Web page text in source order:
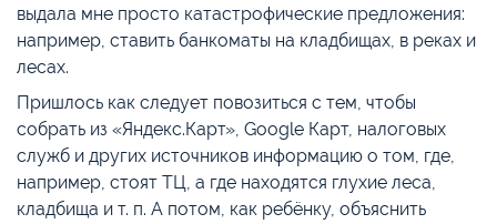
выдала мне просто катастрофические предложения:
например, ставить банкоматы на кладбищах, в реках и
лесах.
Пришлось как следует повозиться с тем, чтобы
собрать из «Яндекс.Карт», Google Карт, налоговых
служб и других источников информацию о том, где,
например, стоят ТЦ, а где находятся глухие леса,
кладбища и т. п. А потом, как ребёнку, объяснить